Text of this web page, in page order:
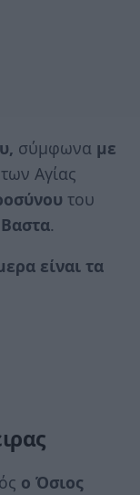
σύμφωνα με
Αγίας
του
.
είναι τα
ο Όσιος